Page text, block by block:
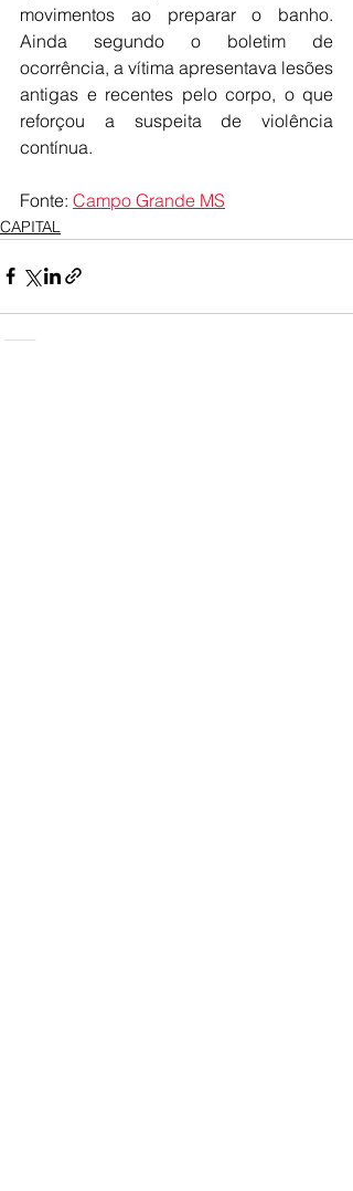
movimentos ao preparar o banho.
Ainda segundo o boletim de
ocorrência, a vítima apresentava lesões
antigas e recentes pelo corpo, o que
reforçou a suspeita de violência
contínua.
Fonte: Campo Grande MS
CAPITAL